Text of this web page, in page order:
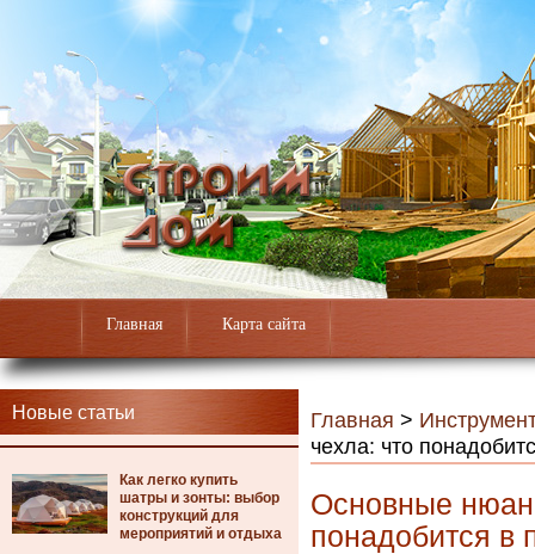
Главная Карта сайта
Новые статьи
Как легко купить
шатры и зонты: выбор
конструкций для
мероприятий и отдыха
Главная >
чехла: что
Основные
понадобится в